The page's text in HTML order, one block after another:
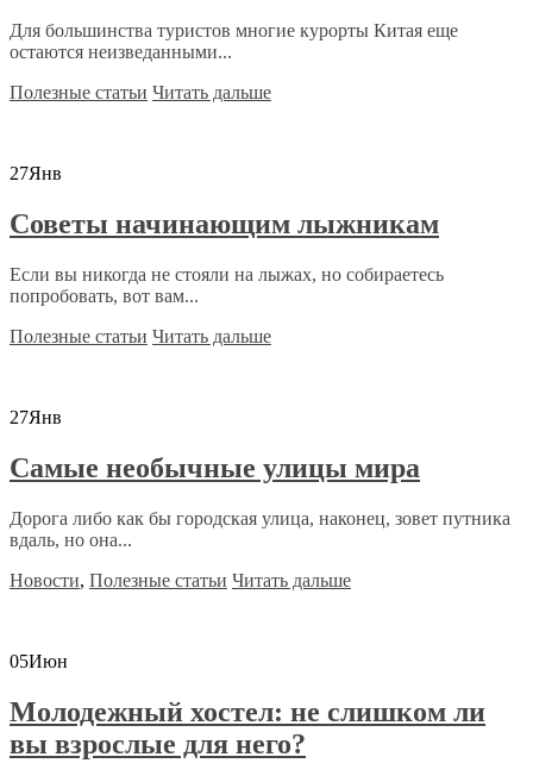
Для большинства туристов многие курорты Китая еще
остаются неизведанными...
Полезные статьи Читать дальше
27Янв
Советы начинающим лыжникам
Если вы никогда не стояли на лыжах, но собираетесь
попробовать, вот вам...
Полезные статьи Читать дальше
27Янв
Самые необычные улицы мира
Дорога либо как бы городская улица, наконец, зовет путника
вдаль, но она...
Новости, Полезные статьи Читать дальше
05Июн
Молодежный хостел: не слишком ли
вы взрослые для него?